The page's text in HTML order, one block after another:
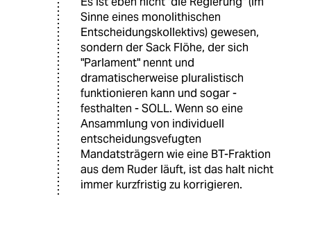
Sinne eines monolithischen
Entscheidungskollektivs) gewesen,
sondern der Sack Flöhe, der sich
"Parlament" nennt und
dramatischerweise pluralistisch
funktionieren kann und sogar -
festhalten - SOLL. Wenn so eine
Ansammlung von individuell
entscheidungsvefugten
Mandatsträgern wie eine BT-Fraktion
aus dem Ruder läuft, ist das halt nicht
immer kurzfristig zu korrigieren.